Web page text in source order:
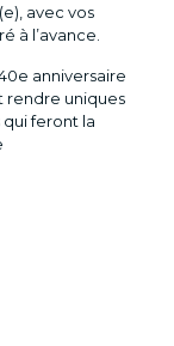
avec vos
à l’avance.
anniversaire
rendre uniques
qui feront la